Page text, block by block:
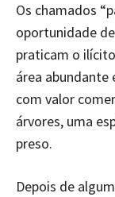
Os chamados
oportunidade
praticam o
área abundante
com valor
árvores, uma
preso.
Depois de